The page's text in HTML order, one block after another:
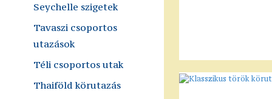
Seychelle szigetek
Tavaszi csoportos
utazások
Téli csoportos utak
Thaiföld körutazás